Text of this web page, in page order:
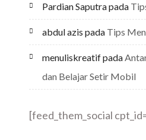
Pardian Saputrapada
abdul azis pada Tips
menuliskreatifpada
dan Belajar Setir Mobil
[feed_them_social